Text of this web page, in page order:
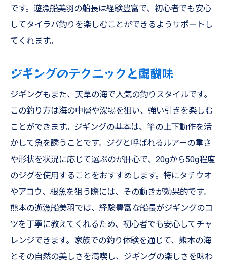
です。遊漁船美羽の船長は経験豊富で、初心者でも安心
してタイラバ釣りを楽しむことができるようサポートし
てくれます。
ジギングのテクニックと醍醐味
ジギングもまた、天草の海で人気の釣りスタイルです。
この釣り方は海の中層や深場を狙い、強い引きを楽しむ
ことができます。ジギングの基本は、竿の上下動作を活
かして魚を誘うことです。ジグと呼ばれるルアーの重さ
や形状を状況に応じて選ぶのが肝心で、20gから50g程度
のジグを使用することをおすすめします。特にタチウオ
やアコウ、根魚を狙う際には、その動きが効果的です。
熊本の遊漁船美羽では、経験豊富な船長がジギングのコ
ツを丁寧に教えてくれるため、初心者でも安心してチャ
レンジできます。家族での釣り体験を通じて、熊本の海
とその自然の美しさを満喫し、ジギングの楽しさを味わ